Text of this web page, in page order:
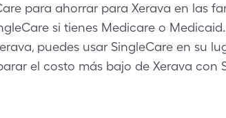
para ahorrar para Xerava en las
si tienes Medicare o
puedes usar SingleCare en su
el costo más bajo de Xerava